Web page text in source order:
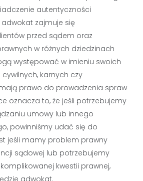
autentyczności
adwokat zajmuje się
przed sądem oraz
w różnych dziedzinach
występować w imieniu swoich
karnych czy
prawo do prowadzenia spraw
oznacza to, że jeśli potrzebujemy
umowy lub innego
powinniśmy udać się do
jeśli mamy problem prawny
sądowej lub potrzebujemy
kwestii prawnej,
adwokat.